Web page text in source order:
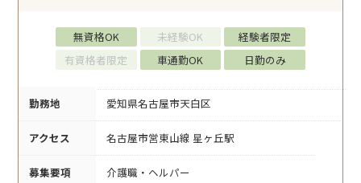
無資格OK 未経験OK
経験者限定
有資格者限定
車通勤OK 日勤のみ
勤務地 愛知県名古屋市天白区
アクセス 名古屋市営東山線 星ヶ丘駅
募集要項 介護職・ヘルパー